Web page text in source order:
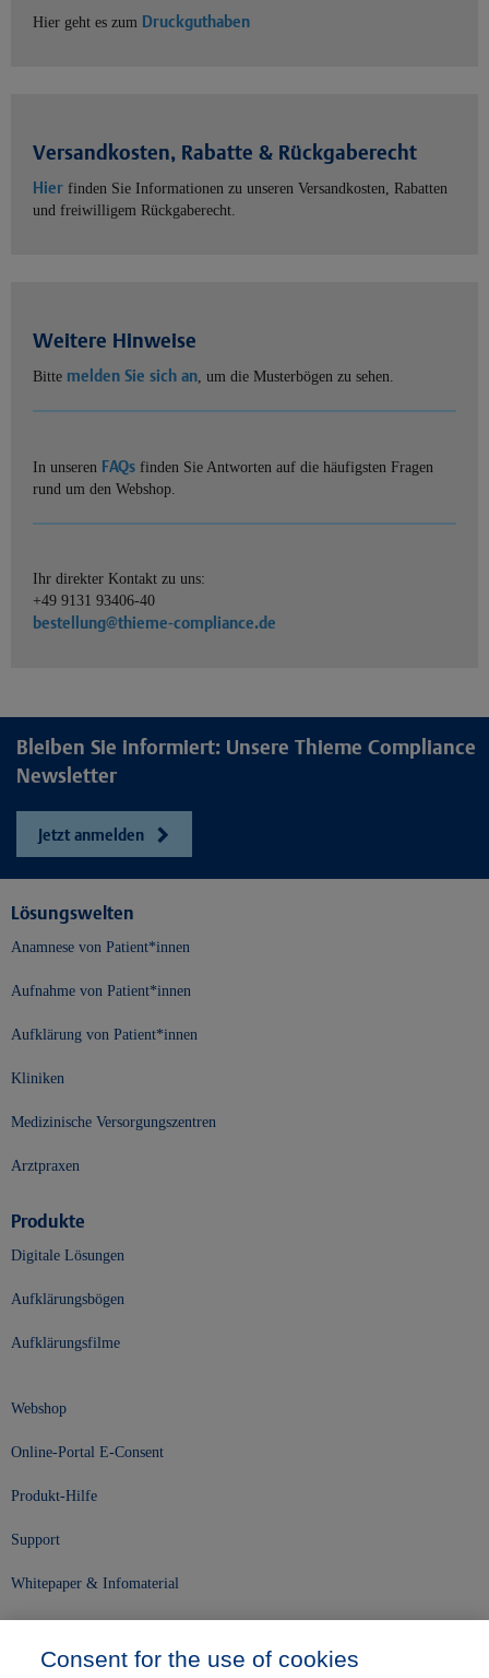
Hier geht es zum Druckguthaben
Versandkosten, Rabatte & Rückgaberecht
Hier finden Sie Informationen zu unseren Versandkosten, Rabatten
und freiwilligem Rückgaberecht.
Weitere Hinweise
Bitte melden Sie sich an, um die Musterbögen zu sehen.
In unseren FAQs finden Sie Antworten auf die häufigsten Fragen
rund um den Webshop.
Ihr direkter Kontakt zu uns:
+49 9131 93406-40
bestellung@thieme-compliance.de
Bleiben Sie informiert: Unsere Thieme Compliance
Newsletter
Jetzt anmelden
Lösungswelten
Anamnese von Patient*innen
Aufnahme von Patient*innen
Aufklärung von Patient*innen
Kliniken
Medizinische Versorgungszentren
Arztpraxen
Produkte
Digitale Lösungen
Aufklärungsbögen
Aufklärungsfilme
Webshop
Online-Portal E-Consent
Produkt-Hilfe
Support
Whitepaper & Infomaterial
Consent for the use of cookies